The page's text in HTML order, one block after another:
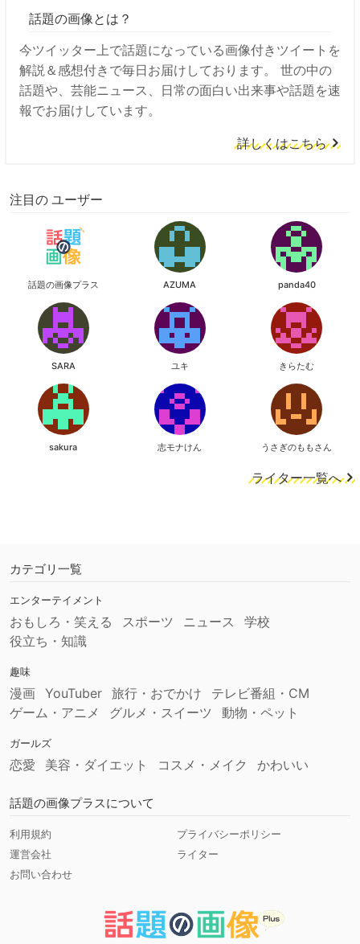
話題の画像とは？
今ツイッター上で話題になっている画像付きツイートを
解説＆感想付きで毎日お届けしております。 世の中の
話題や、芸能ニュース、日常の面白い出来事や話題を速
報でお届けしています。
詳しくはこちら
注目の ユーザー
話題の画像プラス AZUMA panda40
SARA ユキ きらたむ
sakura 志モナけん うさぎのももさん
ライター一覧へ
カテゴリ一覧
エンターテイメント
おもしろ・笑える スポーツ ニュース
学校
役立ち・知識
趣味
漫画 YouTuber 旅行・おでかけ
テレビ番組・CM
ゲーム・アニメ
グルメ・スイーツ 動物・ペット
ガールズ
恋愛 美容・ダイエット コスメ・メイク かわいい
話題の画像プラスについて
利用規約
プライバシーポリシー
運営会社
ライター
お問い合わせ